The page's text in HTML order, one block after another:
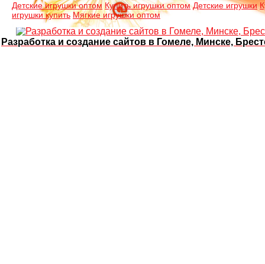
Детские игрушки оптом Купить игрушки оптом Детские игрушки
игрушки купить Мягкие игрушки оптом
Разработка и создание сайтов в Гомеле, Минске,